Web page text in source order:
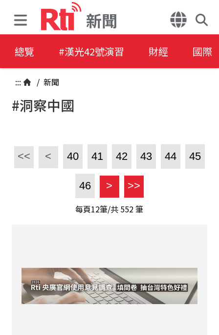
新聞
總覽 #漢光42號演習 財經 國際
::: / 新聞
#洞察中國
<< < 40 41 42 43 44 45
46 > >>
每頁12筆/共 552筆